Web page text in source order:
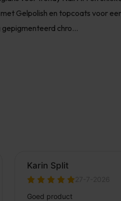
Gelpolish en topcoats voor
chro...